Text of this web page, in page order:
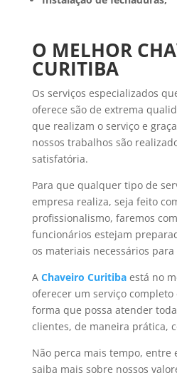
O MELHOR
CURITIBA
Os serviços especializados
oferece são de extrema
que realizam o serviço e
nossos trabalhos são
satisfatória.
Para que qualquer tipo de
empresa realiza, seja feito
profissionalismo, faremos
funcionários estejam
os materiais necessários
A Chaveiro Curitibaestá no
oferecer um serviço
forma que possa atender
clientes, de maneira prática,
Não perca mais tempo, entre
saiba mais sobre nossos